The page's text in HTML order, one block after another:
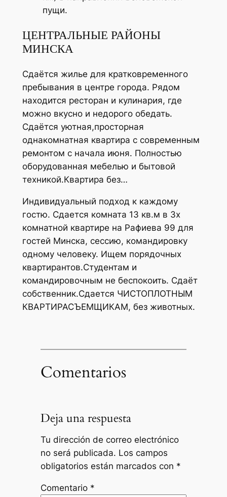
пущи.
ЦЕНТРАЛЬНЫЕ РАЙОНЫ
МИНСКА
Сдаётся жилье для кратковременного
пребывания в центре города. Рядом
находится ресторан и кулинария, где
можно вкусно и недорого обедать.
Сдаётся уютная,просторная
однакомнатная квартира с современным
ремонтом с начала июня. Полностью
оборудованная мебелью и бытовой
техникой.Квартира без…
Индивидуальный подход к каждому
гостю. Сдается комната 13 кв.м в 3х
комнатной квартире на Рафиева 99 для
гостей Минска, сессию, командировку
одному человеку. Ищем порядочных
квартирантов.Студентам и
командировочным не беспокоить. Сдаёт
собственник.Сдается ЧИСТОПЛОТНЫМ
КВАРТИРАСЪЕМЩИКАМ, без животных.
Comentarios
Deja una respuesta
Tu dirección de correo electrónico
no será publicada. Los campos
obligatorios están marcados con *
Comentario *